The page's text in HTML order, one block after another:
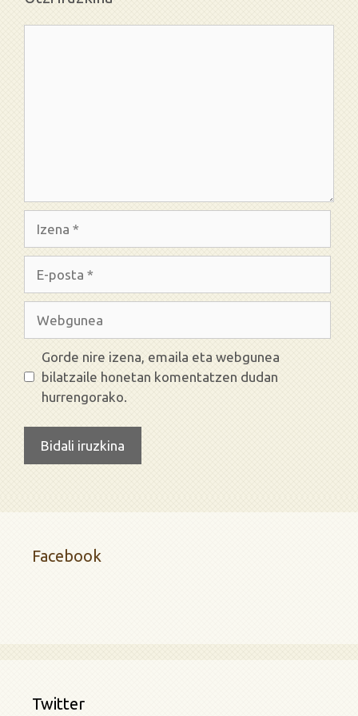
posta
Gorde nire izena, emaila eta webgunea
bilatzaile honetan komentatzen dudan
hurrengorako.
Facebook
Twitter